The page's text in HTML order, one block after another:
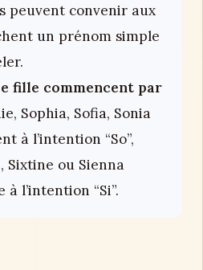
peuvent convenir aux
un prénom simple
fille commencent par
Sophia, Sofia, Sonia
à l’intention “So”,
Sixtine ou Sienna
l’intention “Si”.